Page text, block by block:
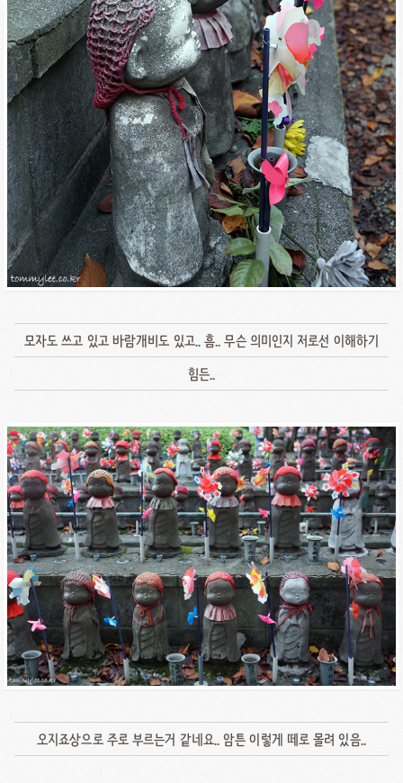
모자도 쓰고 있고 바람개비도 있고.. 흠.. 무슨 의미인지 저로선 이해하기
힘든..
오지죠상으로 주로 부르는거 같네요.. 암튼 이렇게 떼로 몰려 있음..